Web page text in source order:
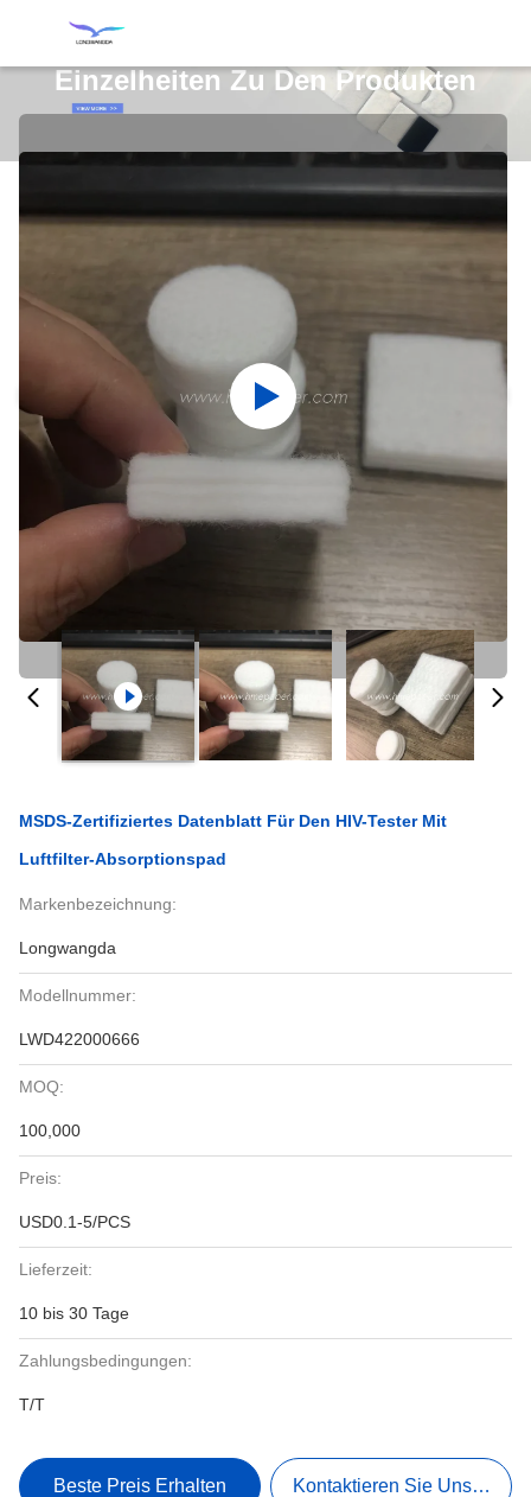
Einzelheiten Zu Den Produkten
MSDS-Zertifiziertes Datenblatt Für Den HIV-Tester Mit
Luftfilter-Absorptionspad
Markenbezeichnung:
Longwangda
Modellnummer:
LWD422000666
MOQ:
100,000
Preis:
USD0.1-5/PCS
Lieferzeit:
10 bis 30 Tage
Zahlungsbedingungen:
T/T
Beste Preis Erhalten Kontaktieren Sie Uns Jetzt